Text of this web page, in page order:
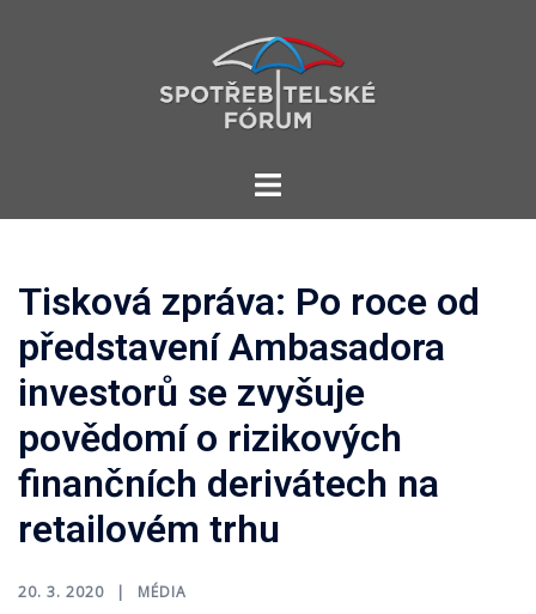
Toggle
Tisková zpráva: Po roce od
představení Ambasadora
investorů se zvyšuje
povědomí o rizikových
finančních derivátech na
retailovém trhu
20. 3. 2020 MÉDIA